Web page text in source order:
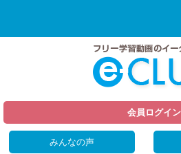
会員ログイン
みんなの声